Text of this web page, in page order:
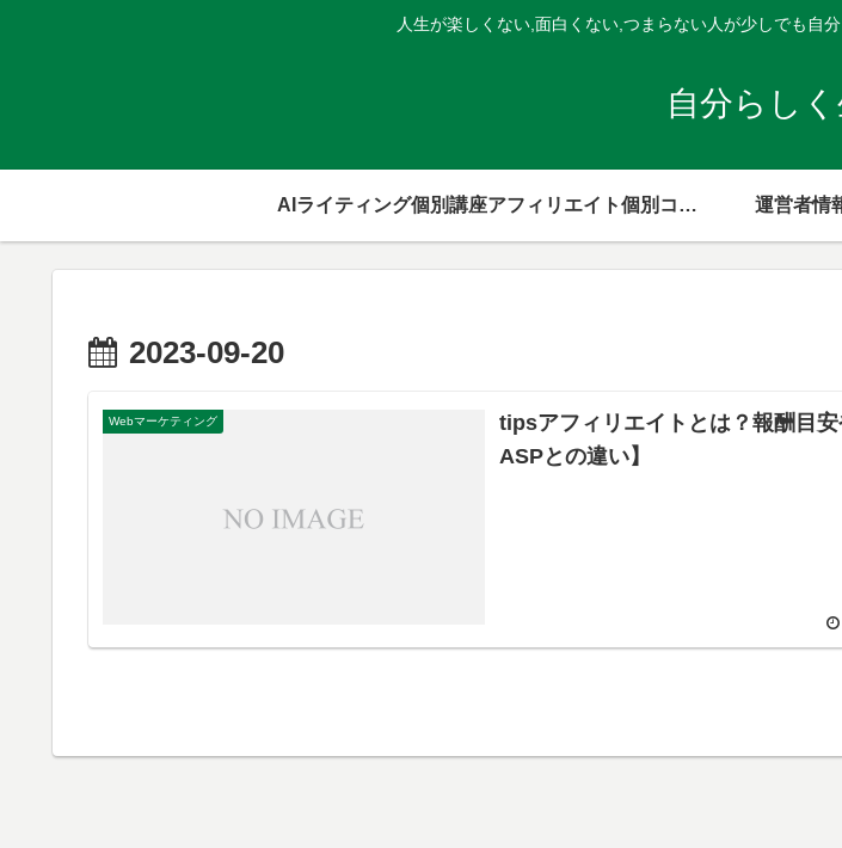
人生が楽しくない,面白くない,つまらない人が少しでも自
自分らし
AIライティング個別講座 アフィリエイト個別コンサル 運営者情
2023-09-20
Webマーケティング
tipsアフィリエイトとは？報酬目
ASPとの違い】